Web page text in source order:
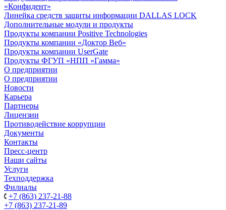
«Конфидент»
Линейка средств защиты информации DALLAS LOCK
Дополнительные модули и продукты
Продукты компании Positive Technologies
Продукты компании «Доктор Веб»
Продукты компании UserGate
Продукты ФГУП «НПП «Гамма»
О предприятии
О предприятии
Новости
Карьера
Партнеры
Лицензии
Противодействие коррупции
Документы
Контакты
Пресс-центр
Наши сайты
Услуги
Техподдержка
Филиалы
+7 (863) 237-21-88
+7 (863) 237-21-89